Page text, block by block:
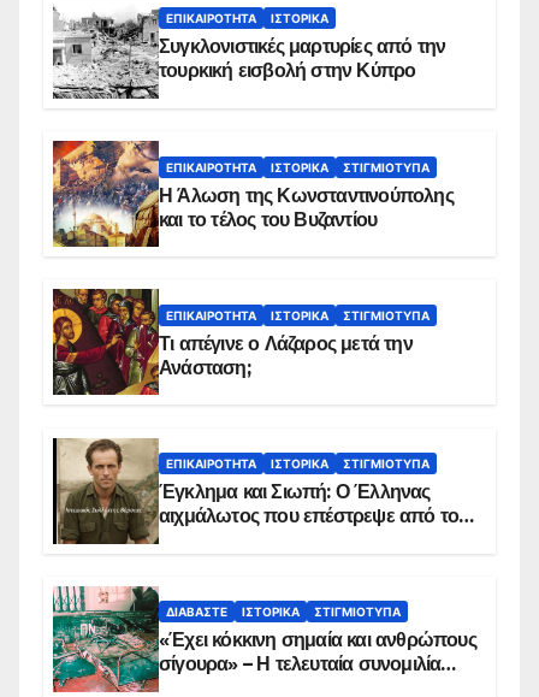
ΕΠΙΚΑΙΡΌΤΗΤΑ ΙΣΤΟΡΙΚΆ
Συγκλονιστικές μαρτυρίες από την
τουρκική εισβολή στην Κύπρο
ΕΠΙΚΑΙΡΌΤΗΤΑ ΙΣΤΟΡΙΚΆ ΣΤΙΓΜΙΌΤΥΠΑ
Η Άλωση της Κωνσταντινούπολης
και το τέλος του Βυζαντίου
ΕΠΙΚΑΙΡΌΤΗΤΑ ΙΣΤΟΡΙΚΆ ΣΤΙΓΜΙΌΤΥΠΑ
Τι απέγινε ο Λάζαρος μετά την
Ανάσταση;
ΕΠΙΚΑΙΡΌΤΗΤΑ ΙΣΤΟΡΙΚΆ ΣΤΙΓΜΙΌΤΥΠΑ
Έγκλημα και Σιωπή: Ο Έλληνας
αιχμάλωτος που επέστρεψε από το
ΔΙΑΒΆΣΤΕ ΙΣΤΟΡΙΚΆ ΣΤΙΓΜΙΌΤΥΠΑ
«Έχει κόκκινη σημαία και ανθρώπους
σίγουρα» – Η τελευταία συνομιλία